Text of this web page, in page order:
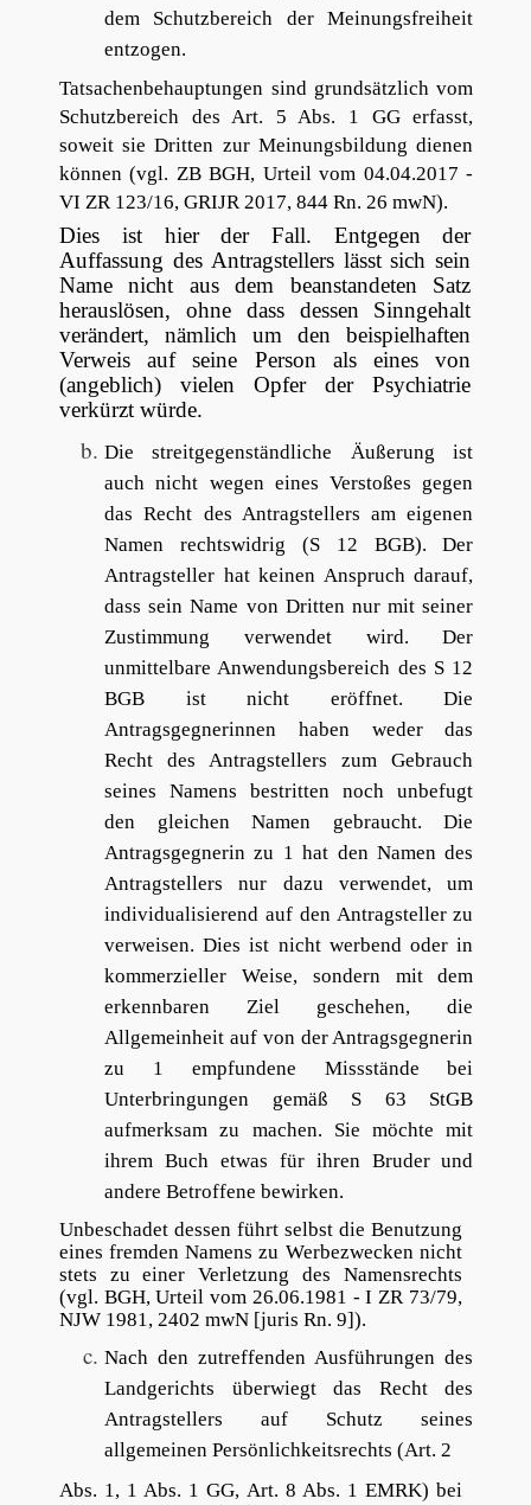
dem Schutzbereich der Meinungsfreiheit
entzogen.
Tatsachenbehauptungen sind grundsätzlich vom
Schutzbereich des Art. 5 Abs. 1 GG erfasst,
soweit sie Dritten zur Meinungsbildung dienen
können (vgl. ZB BGH, Urteil vom 04.04.2017 -
VI ZR 123/16, GRIJR 2017, 844 Rn. 26 mwN).
Dies ist hier der Fall. Entgegen der
Auffassung des Antragstellers lässt sich sein
Name nicht aus dem beanstandeten Satz
herauslösen, ohne dass dessen Sinngehalt
verändert, nämlich um den beispielhaften
Verweis auf seine Person als eines von
(angeblich) vielen Opfer der Psychiatrie
verkürzt würde.
Die streitgegenständliche Äußerung ist
auch nicht wegen eines Verstoßes gegen
das Recht des Antragstellers am eigenen
Namen rechtswidrig (S 12 BGB). Der
Antragsteller hat keinen Anspruch darauf,
dass sein Name von Dritten nur mit seiner
Zustimmung verwendet wird. Der
unmittelbare Anwendungsbereich des S 12
BGB ist nicht eröffnet. Die
Antragsgegnerinnen haben weder das
Recht des Antragstellers zum Gebrauch
seines Namens bestritten noch unbefugt
den gleichen Namen gebraucht. Die
Antragsgegnerin zu 1 hat den Namen des
Antragstellers nur dazu verwendet, um
individualisierend auf den Antragsteller zu
verweisen. Dies ist nicht werbend oder in
kommerzieller Weise, sondern mit dem
erkennbaren Ziel geschehen, die
Allgemeinheit auf von der Antragsgegnerin
zu 1 empfundene Missstände bei
Unterbringungen gemäß S 63 StGB
aufmerksam zu machen. Sie möchte mit
ihrem Buch etwas für ihren Bruder und
andere Betroffene bewirken.
Unbeschadet dessen führt selbst die Benutzung
eines fremden Namens zu Werbezwecken nicht
stets zu einer Verletzung des Namensrechts
(vgl. BGH, Urteil vom 26.06.1981 - I ZR 73/79,
NJW 1981, 2402 mwN [juris Rn. 9]).
Nach den zutreffenden Ausführungen des
Landgerichts überwiegt das Recht des
Antragstellers auf Schutz seines
allgemeinen Persönlichkeitsrechts (Art. 2
Abs. 1, 1 Abs. 1 GG, Art. 8 Abs. 1 EMRK) bei